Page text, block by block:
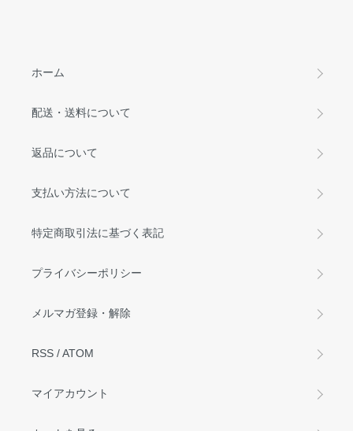
ホーム
配送・送料について
返品について
支払い方法について
特定商取引法に基づく表記
プライバシーポリシー
メルマガ登録・解除
RSS /ATOM
マイアカウント